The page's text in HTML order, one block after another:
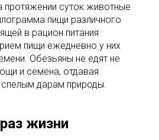
протяжении суток животные
пищи различного
в рацион питания
пищи ежедневно у них
Обезьяны не едят не
и семена, отдавая
спелым дарам природы.
жизни